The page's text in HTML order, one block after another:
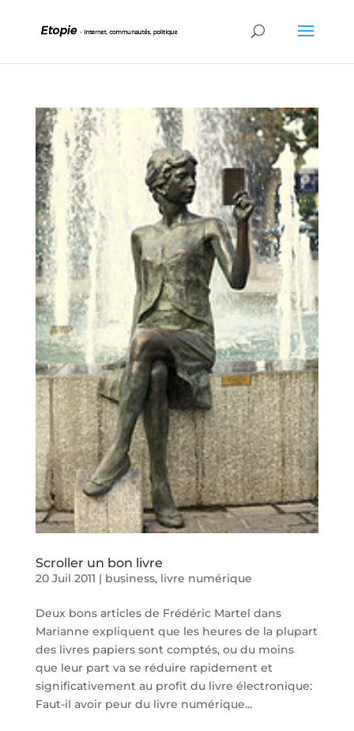
Scroller un bon livre
20 Juil 2011 | business, livre numérique
Deux bons articles de Frédéric Martel dans
Marianne expliquent que les heures de la plupart
des livres papiers sont comptés, ou du moins
que leur part va se réduire rapidement et
significativement au profit du livre électronique:
Faut-il avoir peur du livre numérique...